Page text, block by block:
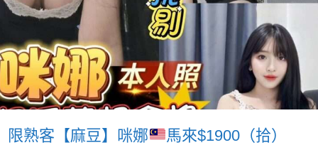
限熟客【麻豆】咪娜 馬來$1900（拾）